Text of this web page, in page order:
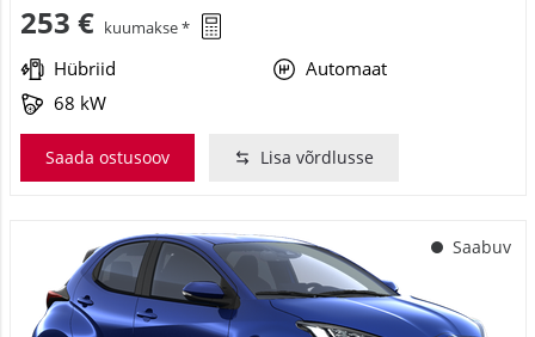
253 € kuumakse *
Hübriid
Automaat
68 kW
Saada ostusoov Lisa võrdlusse
Saabuv